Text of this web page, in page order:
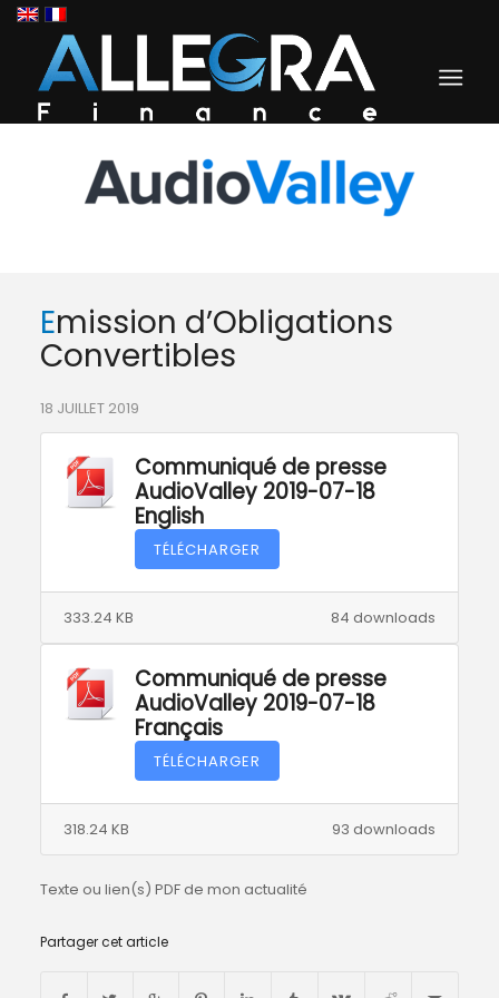
Emission d’Obligations
Convertibles
18 JUILLET 2019
Communiqué de presse
AudioValley 2019-07-18
English
TÉLÉCHARGER
84 downloads
333.24 KB
Communiqué de presse
AudioValley 2019-07-18
Français
TÉLÉCHARGER
93 downloads
318.24 KB
Texte ou lien(s) PDF de mon actualité
Partager cet article